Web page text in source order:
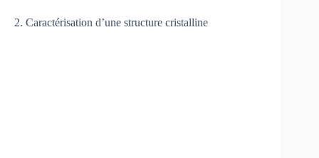
2. Caractérisation d’une structure cristalline